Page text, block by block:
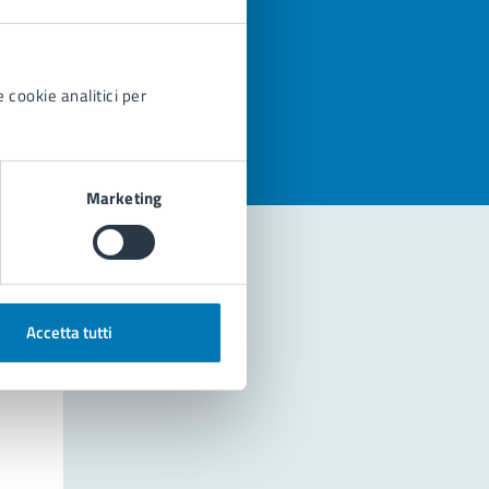
cookie analitici per
Marketing
Accetta tutti